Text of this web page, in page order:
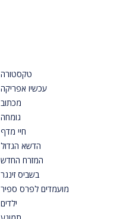
טקסטורה
עכשיו אפריקה
מכתוב
גומחה
חיי מדף
הדשא הגדול
המזרח החדש
בשביס זינגר
מועמדים לפרס ספיר
ילדים